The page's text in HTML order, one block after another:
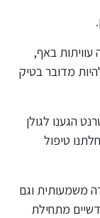
באף,
מדובר בטיק
הגענו לגולן
טיפול
משמעותית וגם
מתחילת